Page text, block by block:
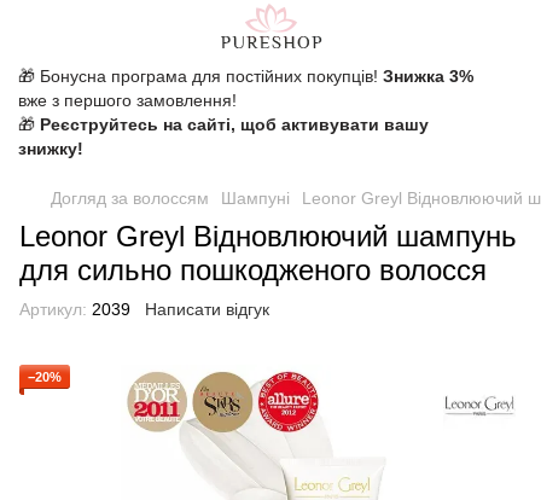
🎁 Бонусна програма для постійних покупців! Знижка 3%
вже з першого замовлення!
🎁 Реєструйтесь на сайті, щоб активувати вашу
знижку!
Догляд за волоссям Шампуні Leonor Greyl Відновлюючий
Leonor Greyl Відновлюючий шампунь
для сильно пошкодженого волосся
Артикул: 2039 Написати відгук
−20%